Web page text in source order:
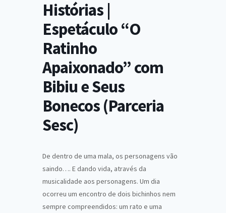
Histórias |
Espetáculo “O
Ratinho
Apaixonado” com
Bibiu e Seus
Bonecos (Parceria
Sesc)
De dentro de uma mala, os personagens vão
saindo…. E dando vida, através da
musicalidade aos personagens. Um dia
ocorreu um encontro de dois bichinhos nem
sempre compreendidos: um rato e uma